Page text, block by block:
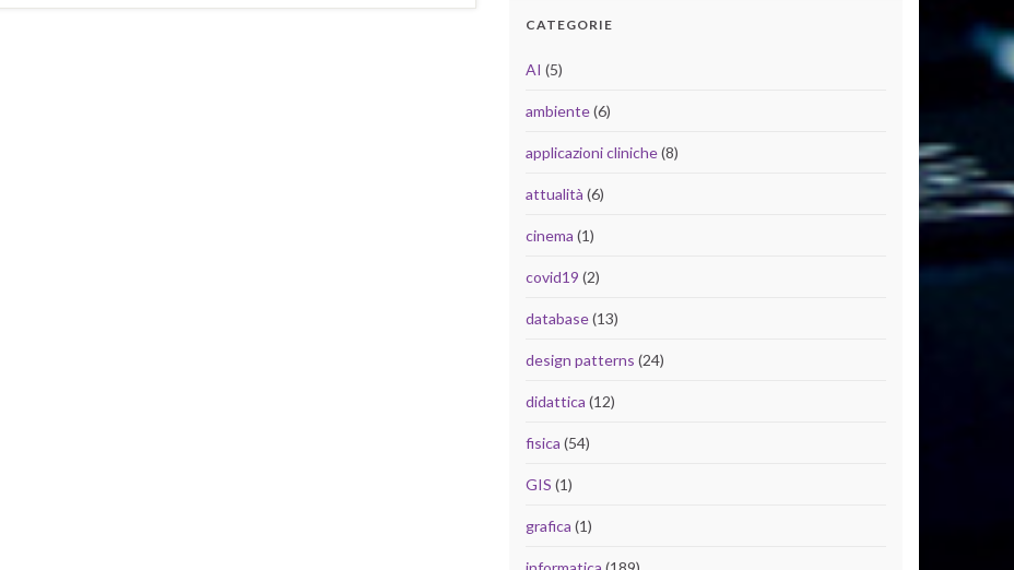
CATEGORIE
AI (5)
ambiente(6)
applicazioni cliniche(8)
attualità (6)
cinema (1)
covid19 (2)
database(13)
design patterns (24)
didattica (12)
fisica (54)
GIS (1)
grafica (1)